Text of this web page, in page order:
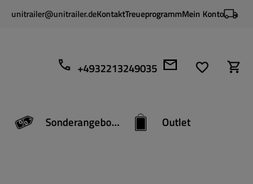
unitrailer@unitrailer.deKontaktTreueprogrammMein Konto
+4932213249035
Sonderangebote Outlet